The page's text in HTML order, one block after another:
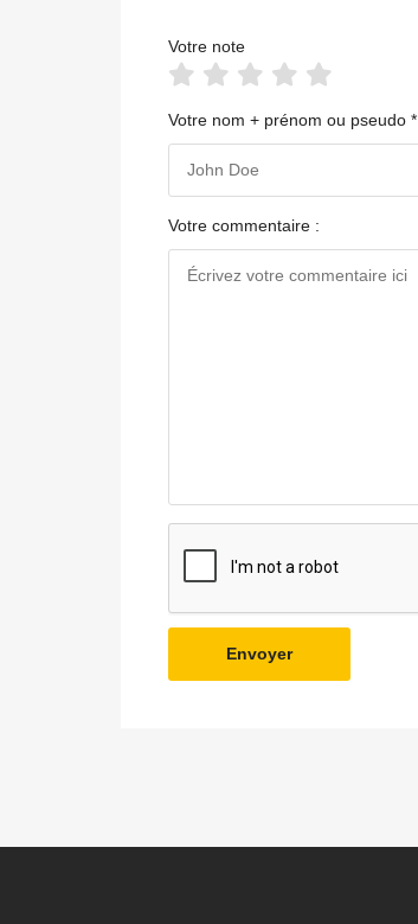
Votre note
Votre nom + prénom ou pseudo *
Votre commentaire :
Envoyer